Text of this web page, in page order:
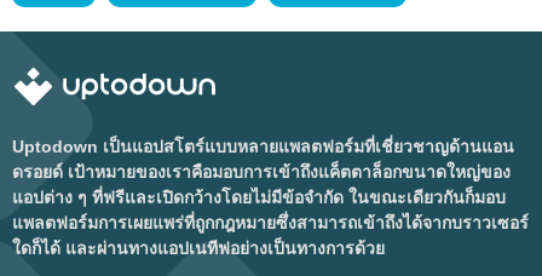
Uptodown เป็นแอปสโตร์แบบหลายแพลตฟอร์มที่เชี่ยวชาญด้านแอน
ดรอยด์ เป้าหมายของเราคือมอบการเข้าถึงแค็ตตาล็อกขนาดใหญ่ของ
แอปต่าง ๆ ที่ฟรีและเปิดกว้างโดยไม่มีข้อจำกัด ในขณะเดียวกันก็มอบ
แพลตฟอร์มการเผยแพร่ที่ถูกกฎหมายซึ่งสามารถเข้าถึงได้จากบราวเซอร์
ใดก็ได้ และผ่านทางแอปเนทีฟอย่างเป็นทางการด้วย